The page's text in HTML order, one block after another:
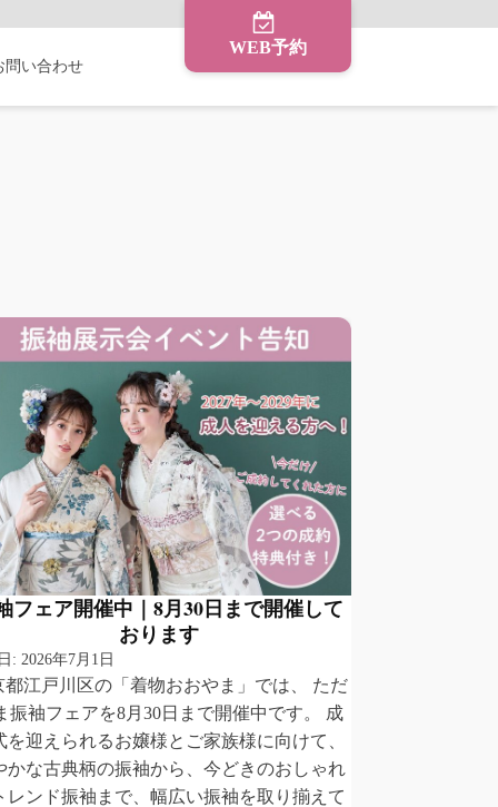
問い合わせ
WEB予約
フェア開催中｜8月30日まで開催して
おります
: 2026年7月1日
都江戸川区の「着物おおやま」では、 ただ
振袖フェアを8月30日まで開催中です。 成
を迎えられるお嬢様とご家族様に向けて、
かな古典柄の振袖から、今どきのおしゃれ
レンド振袖まで、幅広い振袖を取り揃えて